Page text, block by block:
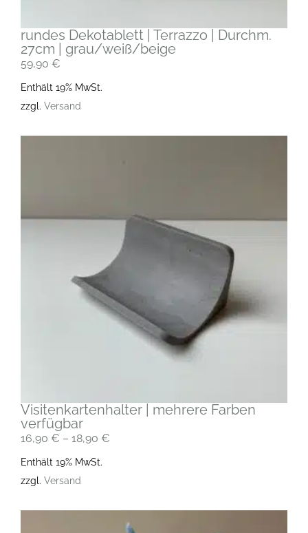
rundes Dekotablett | Terrazzo | Durchm.
27cm | grau/weiß/beige
59,90 €
Enthält 19% MwSt.
zzgl. Versand
Visitenkartenhalter | mehrere Farben
verfügbar
16,90 € – 18,90 €
Enthält 19% MwSt.
zzgl. Versand